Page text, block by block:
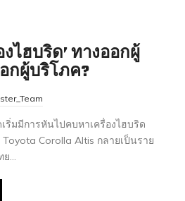
องไฮบริด’ ทางออกผู้
กผู้บริโภค?
มมีการหันไปคบหาเครื่องไฮบริด
Corolla Altis กลายเป็นราย
ย…